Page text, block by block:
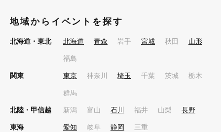
地域からイベントを探す
北海道・東北 北海道 青森 岩手 宮城 秋田 山形
福島
関東 東京 神奈川 埼玉 千葉 茨城 栃木
群馬
北陸・甲信越 新潟 富山 石川 福井 山梨 長野
東海 愛知 岐阜 静岡 三重